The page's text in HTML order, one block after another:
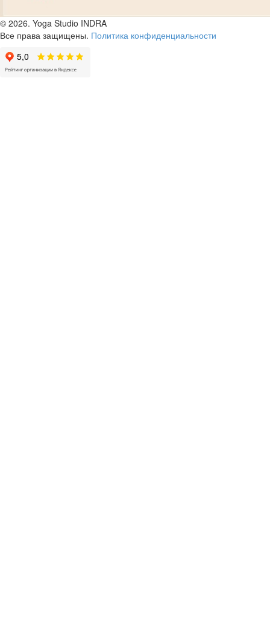
© 2026. Yoga Studio INDRA
Все права защищены. Политика конфиденциальности